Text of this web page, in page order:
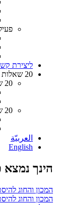
ליצירת
20 שאלות מכון כהן
20 שאלות מכון כהן - מחזור 2
20 שאלות מכון כהן - מחזור 1
العربيّة
English
הינך נמצא
המכון והחוג
המכון והחוג